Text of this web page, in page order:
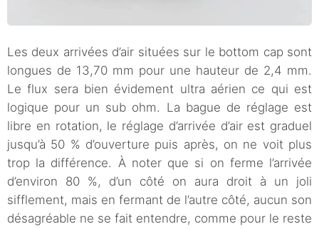
Les deux arrivées d’air situées sur le bottom cap sont
longues de 13,70 mm pour une hauteur de 2,4 mm.
Le flux sera bien évidement ultra aérien ce qui est
logique pour un sub ohm. La bague de réglage est
libre en rotation, le réglage d’arrivée d’air est graduel
jusqu’à 50 % d’ouverture puis après, on ne voit plus
trop la différence. À noter que si on ferme l’arrivée
d’environ 80 %, d’un côté on aura droit à un joli
sifflement, mais en fermant de l’autre côté, aucun son
désagréable ne se fait entendre, comme pour le reste